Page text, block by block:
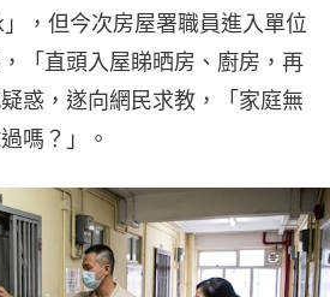
」，但今次房屋署職員進入單位
「直頭入屋睇晒房、廚房，再
惑，遂向網民求教，「家庭無
嗎？」。